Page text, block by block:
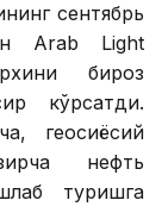
сентябрь
Arab Light
бироз
кўрсатди.
геосиёсий
нефть
туришга